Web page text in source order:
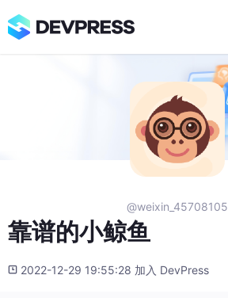
@weixin_45708105
靠谱的小鲸鱼
2022-12-29 19:55:28 加入 DevPress